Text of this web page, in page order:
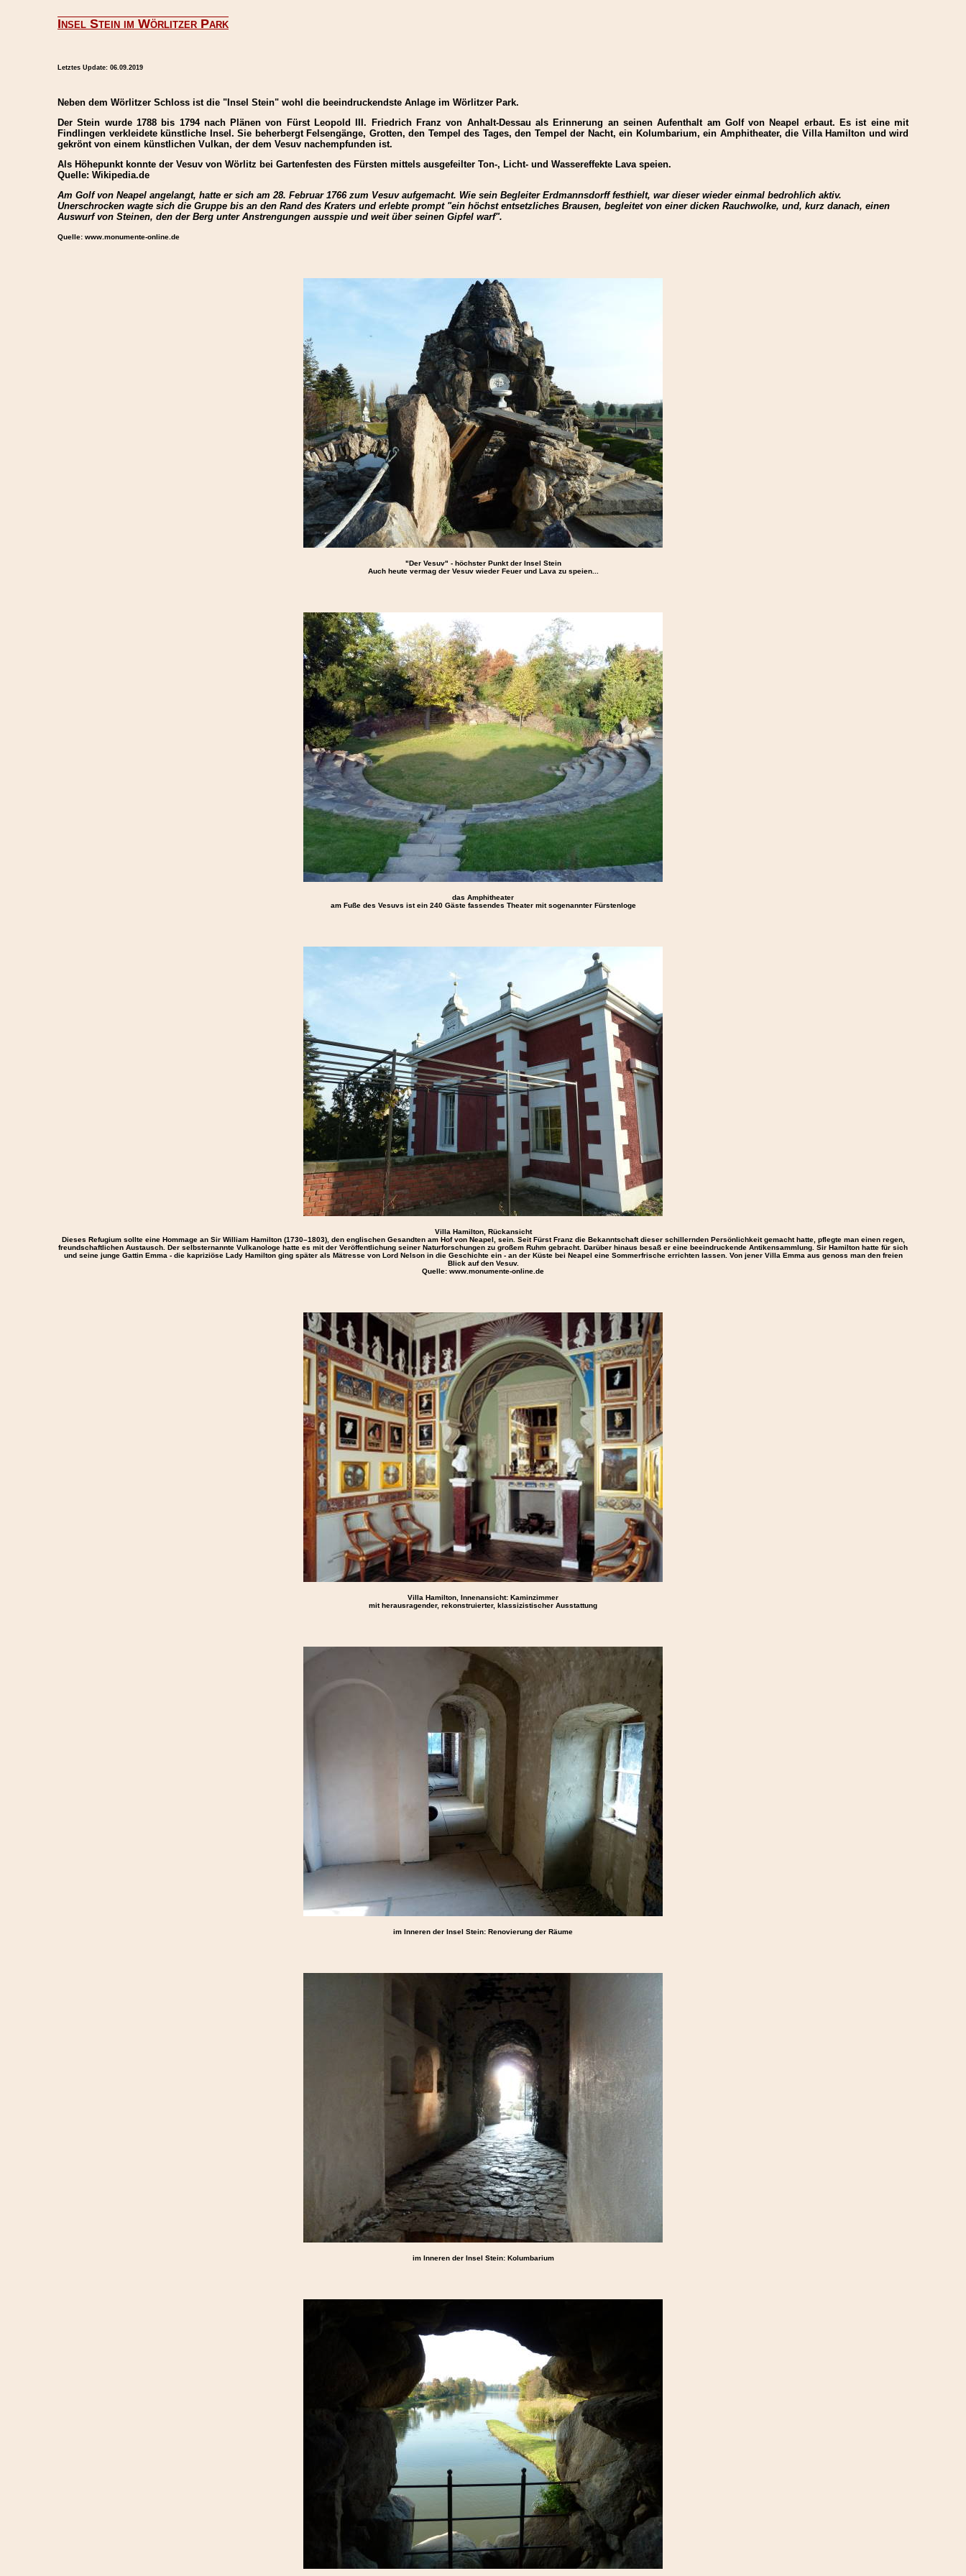
Insel Stein im Wörlitzer Park
Letztes Update: 06.09.2019
Neben dem Wörlitzer Schloss ist die "Insel Stein" wohl die beeindruckendste Anlage im Wörlitzer Park.
Der Stein wurde 1788 bis 1794 nach Plänen von Fürst Leopold III. Friedrich Franz von Anhalt-Dessau als Erinnerung an seinen Aufenthalt am Golf von Neapel erbaut. Es ist eine mit
Findlingen verkleidete künstliche Insel. Sie beherbergt Felsengänge, Grotten, den Tempel des Tages, den Tempel der Nacht, ein Kolumbarium, ein Amphitheater, die Villa Hamilton und wird
gekrönt von einem künstlichen Vulkan, der dem Vesuv nachempfunden ist.
Als Höhepunkt konnte der Vesuv von Wörlitz bei Gartenfesten des Fürsten mittels ausgefeilter Ton-, Licht- und Wassereffekte Lava speien.
Quelle: Wikipedia.de
Am Golf von Neapel angelangt, hatte er sich am 28. Februar 1766 zum Vesuv aufgemacht. Wie sein Begleiter Erdmannsdorff festhielt, war dieser wieder einmal bedrohlich aktiv.
Unerschrocken wagte sich die Gruppe bis an den Rand des Kraters und erlebte prompt "ein höchst entsetzliches Brausen, begleitet von einer dicken Rauchwolke, und, kurz danach, einen
Auswurf von Steinen, den der Berg unter Anstrengungen ausspie und weit über seinen Gipfel warf".
Quelle: www.monumente-online.de
"Der Vesuv" - höchster Punkt der Insel Stein
Auch heute vermag der Vesuv wieder Feuer und Lava zu speien...
das Amphitheater
am Fuße des Vesuvs ist ein 240 Gäste fassendes Theater mit sogenannter Fürstenloge
Villa Hamilton, Rückansicht
Dieses Refugium sollte eine Hommage an Sir William Hamilton (1730–1803), den englischen Gesandten am Hof von Neapel, sein. Seit Fürst Franz die Bekanntschaft dieser schillernden Persönlichkeit gemacht hatte, pflegte man einen regen,
freundschaftlichen Austausch. Der selbsternannte Vulkanologe hatte es mit der Veröffentlichung seiner Naturforschungen zu großem Ruhm gebracht. Darüber hinaus besaß er eine beeindruckende Antikensammlung. Sir Hamilton hatte für sich
und seine junge Gattin Emma - die kapriziöse Lady Hamilton ging später als Mätresse von Lord Nelson in die Geschichte ein - an der Küste bei Neapel eine Sommerfrische errichten lassen. Von jener Villa Emma aus genoss man den freien
Blick auf den Vesuv.
Quelle: www.monumente-online.de
Villa Hamilton, Innenansicht: Kaminzimmer
mit herausragender, rekonstruierter, klassizistischer Ausstattung
im Inneren der Insel Stein: Renovierung der Räume
im Inneren der Insel Stein: Kolumbarium